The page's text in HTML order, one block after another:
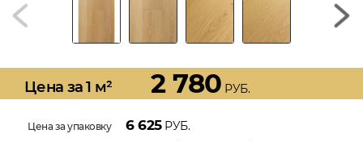
Цена за 1 м² 2 780 РУБ.
Цена за упаковку 6 625РУБ.